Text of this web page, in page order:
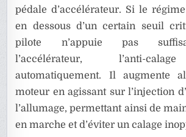
pédale d’accélérateur. Si le
en dessous d’un certain seuil
pilote n’appuie pas
l’accélérateur, l’anti-
automatiquement. Il augmente
moteur en agissant sur l’injection
l’allumage, permettant ainsi de
en marche et d’éviter un calage